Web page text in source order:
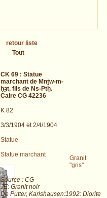
retour liste
Tout
CK 69 : Statue
marchant de Mnṯw-m-
ḥȝt, fils de Ns-Ptḥ.
Caire CG 42236
K 82
3/3/1904 et 2/4/1904
Statue
Statue marchant
Granit
"gris"
Source : CG
JE: Granit noir
De Putter, Karlshausen:1992: Diorite